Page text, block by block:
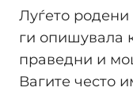
Луѓето
ги опишувала
праведни и
Вагите често